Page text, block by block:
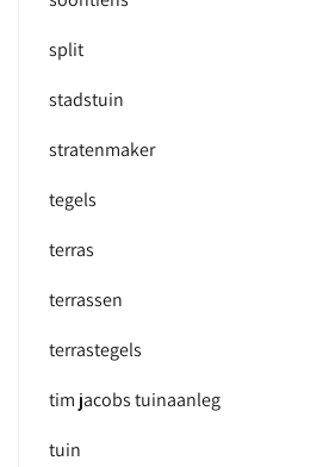
split
stadstuin
stratenmaker
tegels
terras
terrassen
terrastegels
tim jacobs tuinaanleg
tuin